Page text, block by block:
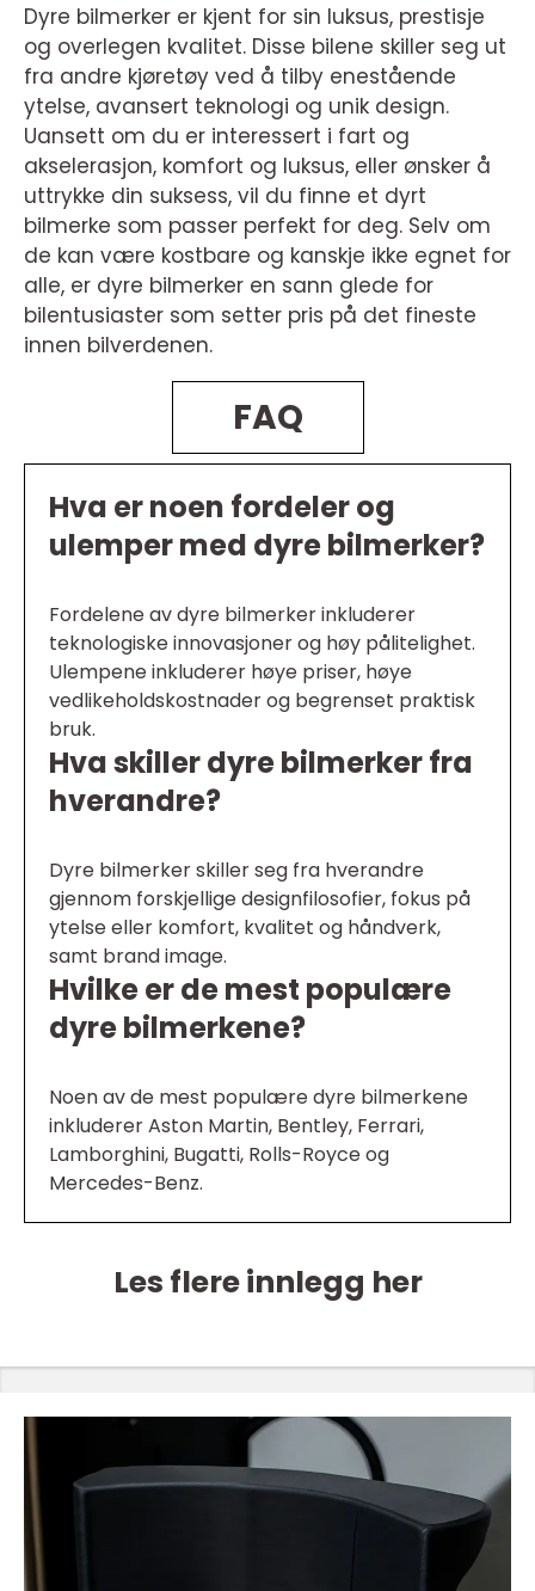
Dyre bilmerker er kjent for sin luksus, prestisje
og overlegen kvalitet. Disse bilene skiller seg ut
fra andre kjøretøy ved å tilby enestående
ytelse, avansert teknologi og unik design.
Uansett om du er interessert i fart og
akselerasjon, komfort og luksus, eller ønsker å
uttrykke din suksess, vil du finne et dyrt
bilmerke som passer perfekt for deg. Selv om
de kan være kostbare og kanskje ikke egnet for
alle, er dyre bilmerker en sann glede for
bilentusiaster som setter pris på det fineste
innen bilverdenen.
FAQ
Hva er noen fordeler og
ulemper med dyre bilmerker?
Fordelene av dyre bilmerker inkluderer
teknologiske innovasjoner og høy pålitelighet.
Ulempene inkluderer høye priser, høye
vedlikeholdskostnader og begrenset praktisk
bruk.
Hva skiller dyre bilmerker fra
hverandre?
Dyre bilmerker skiller seg fra hverandre
gjennom forskjellige designfilosofier, fokus på
ytelse eller komfort, kvalitet og håndverk,
samt brand image.
Hvilke er de mest populære
dyre bilmerkene?
Noen av de mest populære dyre bilmerkene
inkluderer Aston Martin, Bentley, Ferrari,
Lamborghini, Bugatti, Rolls-Royce og
Mercedes-Benz.
Les flere innlegg her